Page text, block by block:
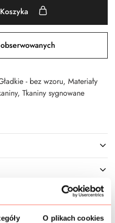
O plikach cookies
- bez wzoru, Materiały
, Tkaniny sygnowane
naturalnym włosiem alpaki,